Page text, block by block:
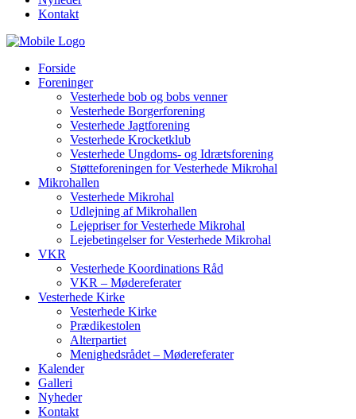
Kontakt
Forside
Foreninger
Vesterhede bob og bobs venner
Vesterhede Borgerforening
Vesterhede Jagtforening
Vesterhede Krocketklub
Vesterhede Ungdoms- og Idrætsforening
Støtteforeningen for Vesterhede Mikrohal
Mikrohallen
Vesterhede Mikrohal
Udlejning af Mikrohallen
Lejepriser for Vesterhede Mikrohal
Lejebetingelser for Vesterhede Mikrohal
VKR
Vesterhede Koordinations Råd
VKR – Mødereferater
Vesterhede Kirke
Vesterhede Kirke
Prædikestolen
Alterpartiet
Menighedsrådet – Mødereferater
Kalender
Galleri
Nyheder
Kontakt